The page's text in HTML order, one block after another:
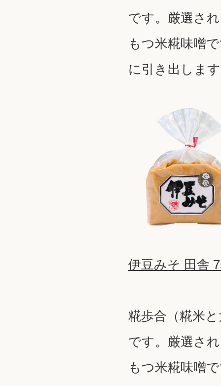
です。厳選さ
もつ米糀味噌
に引き出しま
伊豆みそ 田舎
糀歩合（糀米
です。厳選さ
もつ米糀味噌